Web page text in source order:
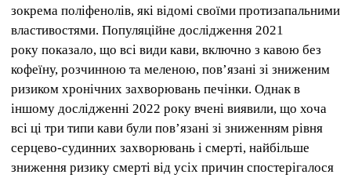
зокрема поліфенолів, які відомі своїми протизапальними
властивостями. Популяційне дослідження 2021
року показало, що всі види кави, включно з кавою без
кофеїну, розчинною та меленою, пов’язані зі зниженим
ризиком хронічних захворювань печінки. Однак в
іншому дослідженні 2022 року вчені виявили, що хоча
всі ці три типи кави були пов’язані зі зниженням рівня
серцево-судинних захворювань і смерті, найбільше
зниження ризику смерті від усіх причин спостерігалося